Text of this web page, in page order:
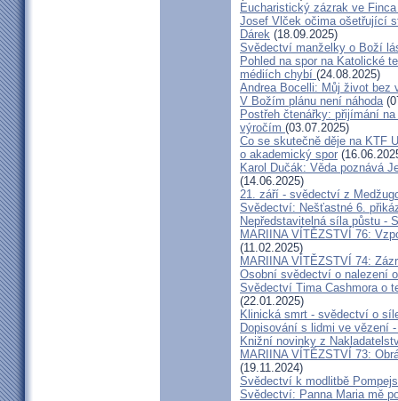
Eucharistický zázrak ve
Josef Vlček očima ošetřující
Dárek (18.09.2025)
Svědectví manželky o Boží
Pohled na spor na Katolické
médiích chybí (24.08.2025)
Andrea Bocelli: Můj život
V Božím plánu není náhoda
Postřeh čtenářky: přijímání
výročím (03.07.2025)
Co se skutečně děje na KTF
o akademický spor
Karol Dučák: Věda poznává
(14.06.2025)
21. září - svědectví z
Svědectví: Nešťastné 6.
Nepředstavitelná síla půstu -
MARIINA VÍTĚZSTVÍ 76:
(11.02.2025)
MARIINA VÍTĚZSTVÍ 74:
Osobní svědectví o nalezení
Svědectví Tima Cashmora o
(22.01.2025)
Klinická smrt - svědectví o
Dopisování s lidmi ve vězení
Knižní novinky z
MARIINA VÍTĚZSTVÍ 73:
(19.11.2024)
Svědectví k modlitbě
Svědectví: Panna Maria mě